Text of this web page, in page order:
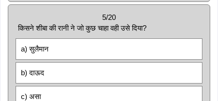
5/20
किसने शीबा की रानी ने जो कुछ चाहा वही उसे दिया?
a) सुलैमान
b) दाऊद
c) असा